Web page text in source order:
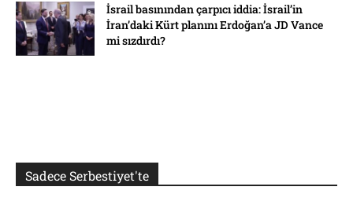
İsrail basınından çarpıcı iddia: İsrail’in
İran’daki Kürt planını Erdoğan’a JD Vance
mi sızdırdı?
Sadece Serbestiyet'te